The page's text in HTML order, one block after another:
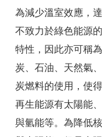
為減少溫室效應，
不致力於綠色能源
特性，因此亦可稱
炭、石油、天然氣
炭燃料的使用，使
再生能源有太陽能
與氫能等。為降低